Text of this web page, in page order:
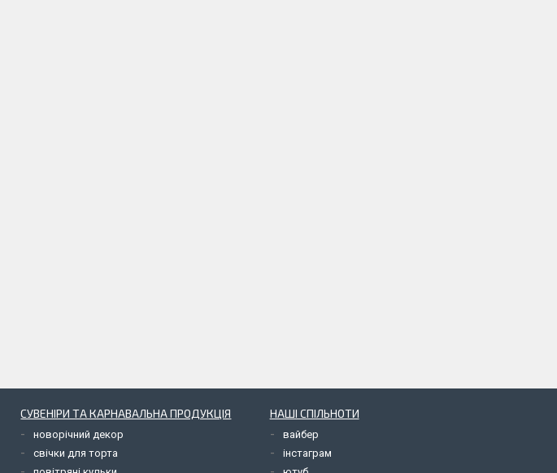
СУВЕНІРИ ТА КАРНАВАЛЬНА ПРОДУКЦІЯ
новорічний декор
свічки для торта
НАШІ СПІЛЬНОТИ
вайбер
інстаграм